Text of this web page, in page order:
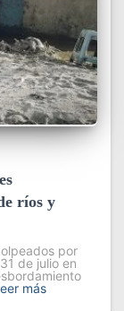
ríos y
por
de julio en
más